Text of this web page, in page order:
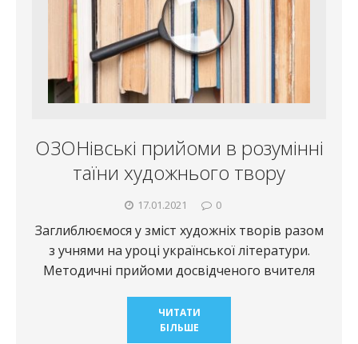
ОЗОНівські прийоми в розумінні
таїни художнього твору
17.01.2021 0
Заглиблюємося у зміст художніх творів разом
з учнями на уроці української літератури.
Методичні прийоми досвідченого вчителя
ЧИТАТИ
БІЛЬШЕ